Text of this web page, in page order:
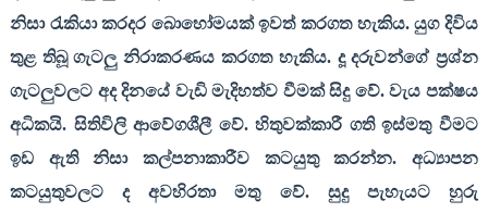
නිසා රැකියා කරදර බොහෝමයක් ඉවත් කරගත හැකිය. යුග දිවිය
තුළ තිබූ ගැටලු නිරාකරණය කරගත හැකිය. දූ දරුවන්ගේ ප්‍රශ්න
ගැටලුවලට අද දිනයේ වැඩි මැදිහත්ව වීමක් සිදු වේ. වැය පක්ෂය
අධිකයි. සිතිවිලි ආවේගශීලී වේ. හිතුවක්කාරී ගති ඉස්මතු වීමට
ඉඩ ඇති නිසා කල්පනාකාරීව කටයුතු කරන්න. අධ්‍යාපන
කටයුතුවලට ද අවහිරතා මතු වේ. සුදු පැහැයට හුරු